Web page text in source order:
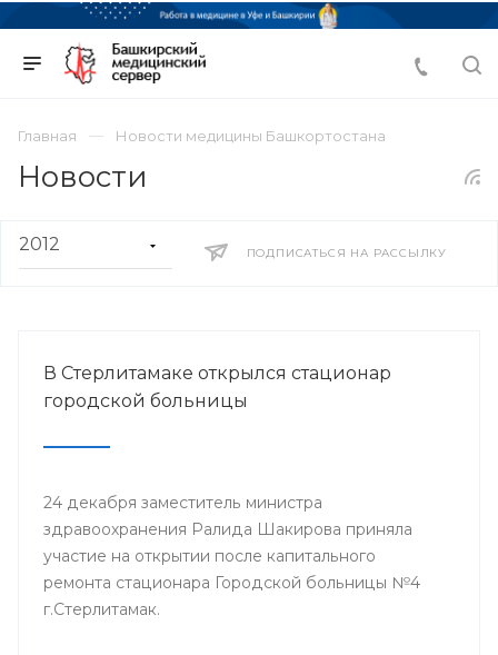
Главная Новости медицины Башкортостана
Новости
ПОДПИСАТЬСЯ НА РАССЫЛКУ
В Стерлитамаке открылся стационар
городской больницы
24 декабря заместитель министра
здравоохранения Ралида Шакирова приняла
участие на открытии после капитального
ремонта стационара Городской больницы №4
г.Стерлитамак.